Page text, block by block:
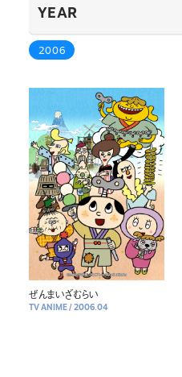
YEAR
2006
ぜんまいざむらい
TV ANIME/2006.04